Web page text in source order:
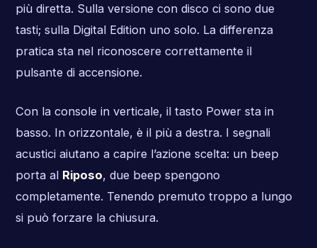
più diretta. Sulla versione con disco ci sono due
tasti; sulla Digital Edition uno solo. La differenza
pratica sta nel riconoscere correttamente il
pulsante di accensione.
Con la console in verticale, il tasto Power sta in
basso. In orizzontale, è il più a destra. I segnali
acustici aiutano a capire l’azione scelta: un beep
porta al Riposo, due beep spengono
completamente. Tenendo premuto troppo a lungo
si può forzare la chiusura.